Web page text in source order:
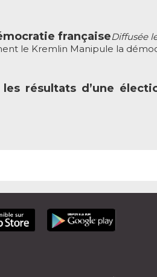
françaiseDiffusée
le Kremlin Manipule la
résultats d’une